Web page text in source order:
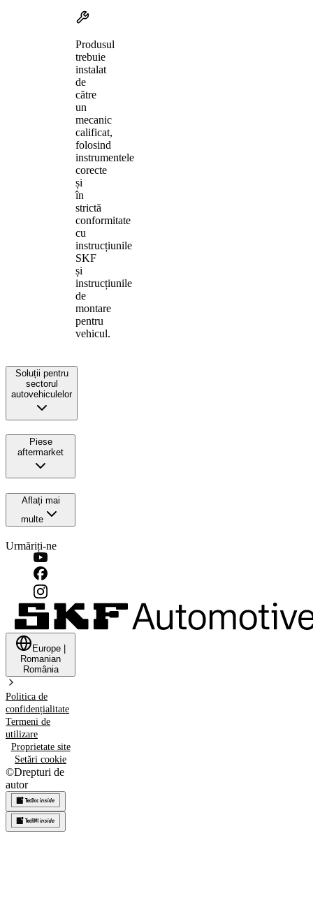
Produsul
trebuie
instalat
de
către
un
mecanic
calificat,
folosind
instrumentele
corecte
și
în
strictă
conformitate
cu
instrucțiunile
SKF
și
instrucțiunile
de
montare
pentru
vehicul.
Soluții pentru
sectorul
autovehiculelor
Piese
aftermarket
Aflați mai
multe
Urmăriți-ne
Europe
Romanian
România
Politica de
confidențialitate
Termeni de
utilizare
Proprietate site
Setări cookie
©Drepturi de
autor